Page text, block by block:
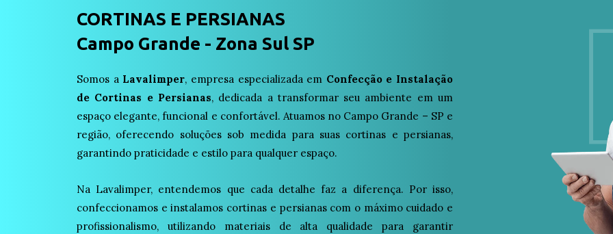
CORTINAS E PERSIANAS
Campo Grande - Zona Sul SP
Somos a Lavalimper, empresa especializada em Confecção e Instalação
de Cortinas e Persianas, dedicada a transformar seu ambiente em um
espaço elegante, funcional e confortável. Atuamos no Campo Grande – SP e
região, oferecendo soluções sob medida para suas cortinas e persianas,
garantindo praticidade e estilo para qualquer espaço.
Na Lavalimper, entendemos que cada detalhe faz a diferença. Por isso,
confeccionamos e instalamos cortinas e persianas com o máximo cuidado e
profissionalismo, utilizando materiais de alta qualidade para garantir